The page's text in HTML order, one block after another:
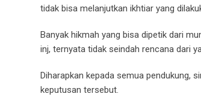
tidak bisa melanjutkan ikhtiar yang
Banyak hikmah yang bisa dipetik dari
inj, ternyata tidak seindah rencana dari
Diharapkan kepada semua pendukung,
keputusan tersebut.